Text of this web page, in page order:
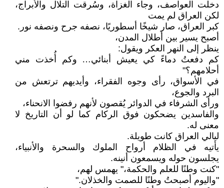
دخلت العواصف، وجاء الغزاة، وسُرقت التلال والأبراج،
لكن العراق لم يمت
كبر العراق، صار شيخًا أسطوريًا، نصفه جرح ونصفه نور.
أصبح يسير بين أطلال المدن،
ينظر إلى النهر العكر ويقول:
كم دفعتُ دماءً كي يعيش أبنائي… وكم أُخذت مني
أحلامهم؟"
في الأسواق، رأى وجوه الفقراء، وأيديهم ترتعش من
البرد والجوع،
ورأى الشرفاء في الدوائر يُقصون لأنهم رفضوا الانحناء،
والفاسدين يضحكون فوق الركام كما لو أن التاريخ لا
معنى له.
ليالي العراق كانت طويلة.
يأتيه في الظلام أرواح الملوك والسحرة والأنبياء،
يجلسون حوله ويسمعون أنينه.
"كنت وطنًا للعلم والحكمة،" يهمس لهم،
"واليوم أصبحتُ وطنًا للصمت والخذلان."